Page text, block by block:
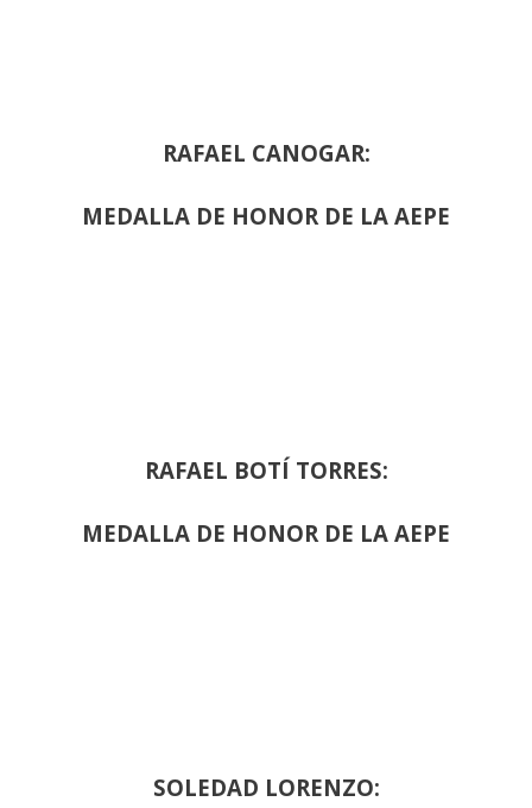
RAFAEL CANOGAR:
MEDALLA DE HONOR DE LA AEPE
RAFAEL BOTÍ TORRES:
MEDALLA DE HONOR DE LA AEPE
SOLEDAD LORENZO: